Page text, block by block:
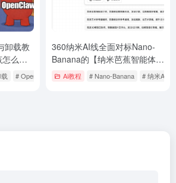
卸载教
怎么
# OpenClaw安装 # OpenClaw教程
360纳米AI线全面对标Nano-
Banana的【纳米芭蕉智能体】
附5大玩法&提示词
Ai教程 # Nano-Banana # 纳米AI